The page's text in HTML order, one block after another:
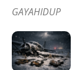
GAYAHIDUP